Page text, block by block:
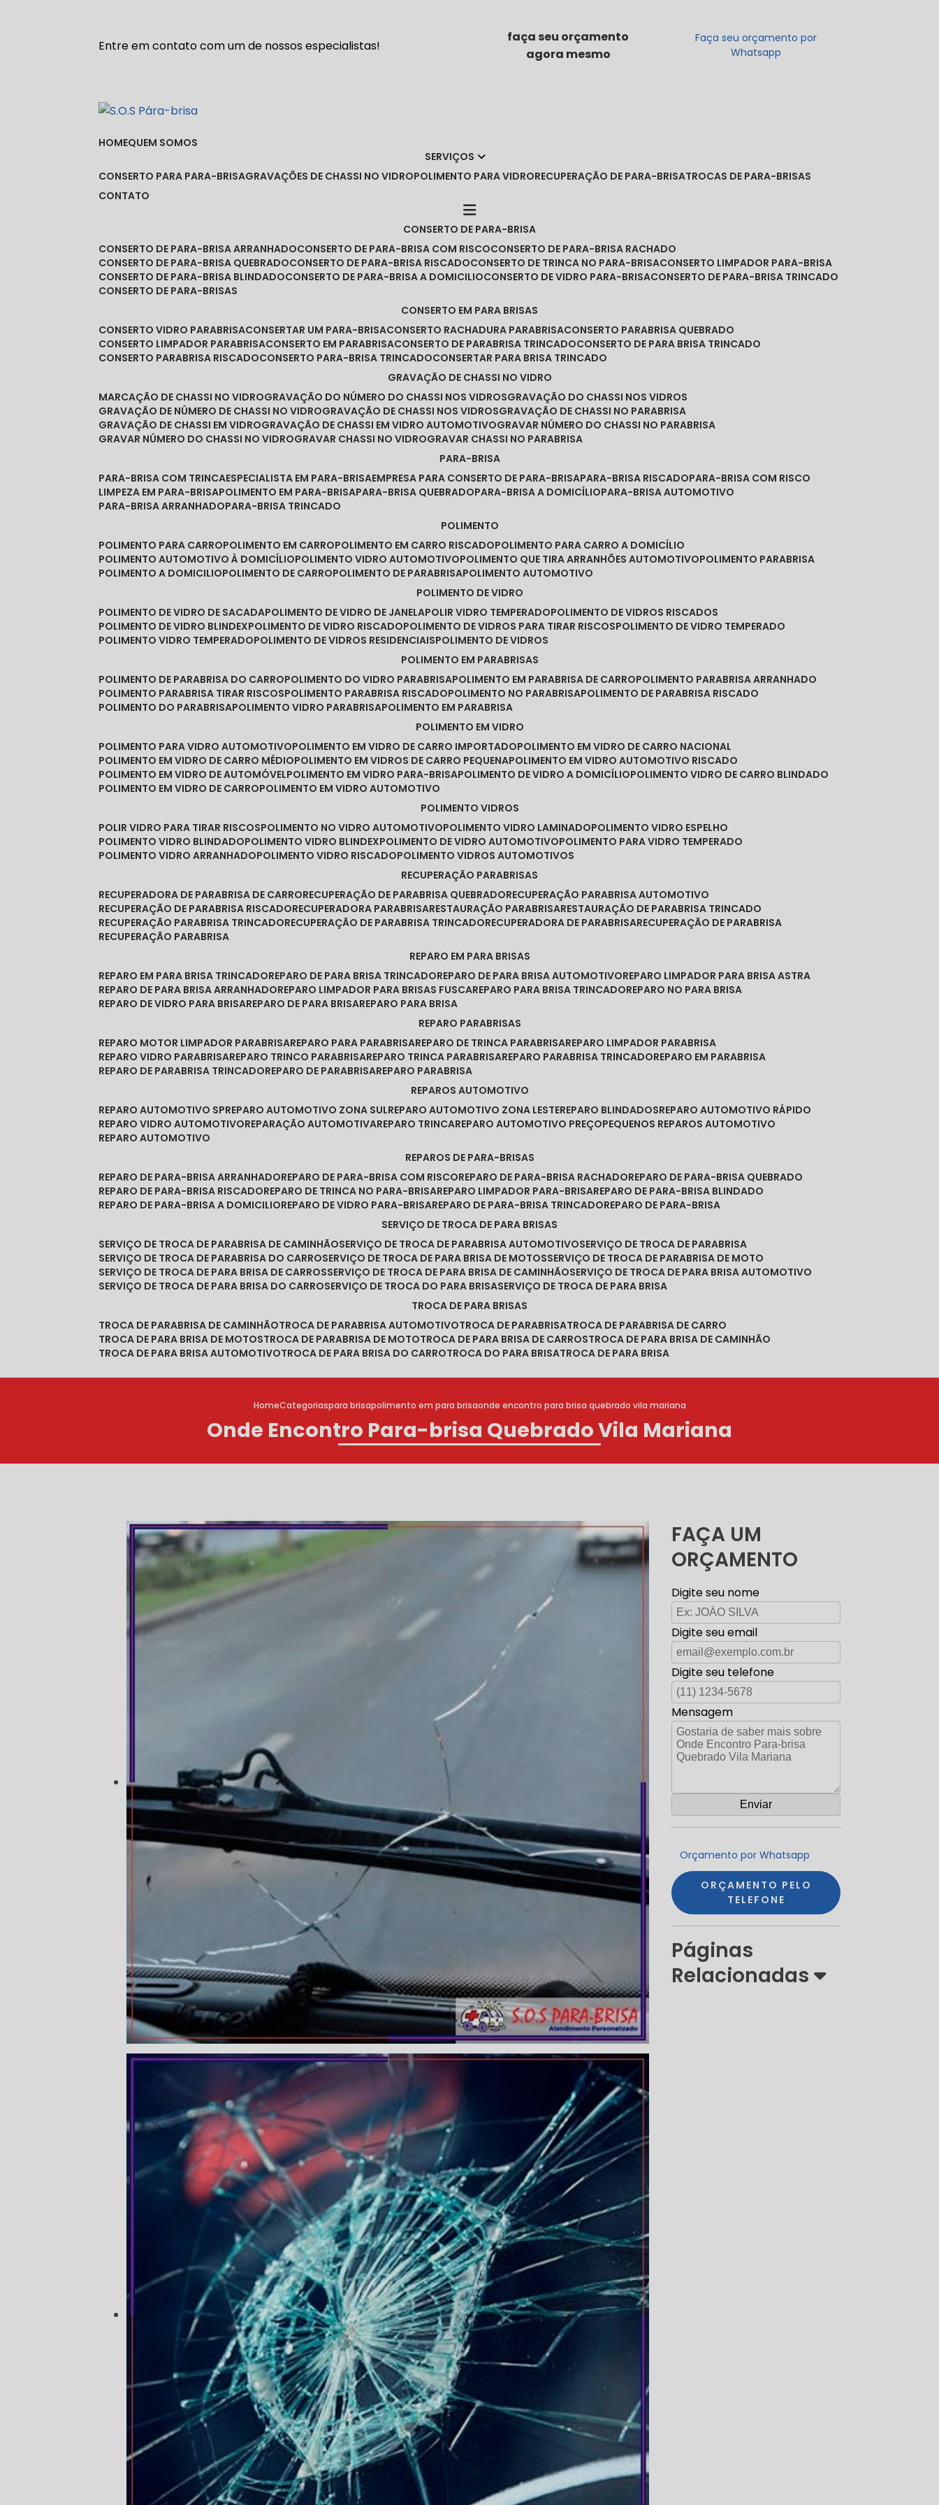
Entre em contato com um de nossos especialistas!
faça seu orçamento
agora mesmo
Faça seu orçamento por
Whatsapp
HOME
QUEM SOMOS
SERVIÇOS
CONSERTO PARA PARA-BRISA
GRAVAÇÕES DE CHASSI NO VIDRO POLIMENTO PARA VIDRO RECUPERAÇÃO DE PARA-BRISA TROCAS DE PARA-BRISAS
CONTATO
CONSERTO DE PARA-BRISA
CONSERTO DE PARA-BRISA ARRANHADO
CONSERTO DE PARA-BRISA COM RISCO
CONSERTO DE PARA-BRISA RACHADO
CONSERTO DE PARA-BRISA QUEBRADO
CONSERTO DE PARA-BRISA RISCADO CONSERTO DE TRINCA NO PARA-BRISA CONSERTO LIMPADOR PARA-BRISA
CONSERTO DE PARA-BRISA BLINDADO
CONSERTO DE PARA-BRISA A DOMICILIO CONSERTO DE VIDRO PARA-BRISA CONSERTO DE PARA-BRISA TRINCADO
CONSERTO DE PARA-BRISAS
CONSERTO EM PARA BRISAS
CONSERTO VIDRO PARABRISA CONSERTAR UM PARA-BRISA CONSERTO RACHADURA PARABRISA CONSERTO PARABRISA QUEBRADO
CONSERTO LIMPADOR PARABRISA CONSERTO EM PARABRISA CONSERTO DE PARABRISA TRINCADO
CONSERTO DE PARA BRISA TRINCADO
CONSERTO PARABRISA RISCADO
CONSERTO PARA-BRISA TRINCADO
CONSERTAR PARA BRISA TRINCADO
GRAVAÇÃO DE CHASSI NO VIDRO
MARCAÇÃO DE CHASSI NO VIDRO
GRAVAÇÃO DO NÚMERO DO CHASSI NOS VIDROS
GRAVAÇÃO DO CHASSI NOS VIDROS
GRAVAÇÃO DE NÚMERO DE CHASSI NO VIDRO
GRAVAÇÃO DE CHASSI NOS VIDROS
GRAVAÇÃO DE CHASSI NO PARABRISA
GRAVAÇÃO DE CHASSI EM VIDRO
GRAVAÇÃO DE CHASSI EM VIDRO AUTOMOTIVO
GRAVAR NÚMERO DO CHASSI NO PARABRISA
GRAVAR NÚMERO DO CHASSI NO VIDRO
GRAVAR CHASSI NO VIDRO
GRAVAR CHASSI NO PARABRISA
PARA-BRISA
PARA-BRISA COM TRINCA ESPECIALISTA EM PARA-BRISA EMPRESA PARA CONSERTO DE PARA-BRISA PARA-BRISA RISCADO PARA-BRISA COM RISCO
LIMPEZA EM PARA-BRISA POLIMENTO EM PARA-BRISA PARA-BRISA QUEBRADO PARA-BRISA A DOMICÍLIO PARA-BRISA AUTOMOTIVO
PARA-BRISA ARRANHADO PARA-BRISA TRINCADO
POLIMENTO
POLIMENTO PARA CARRO POLIMENTO EM CARRO POLIMENTO EM CARRO RISCADO POLIMENTO PARA CARRO A DOMICÍLIO
POLIMENTO AUTOMOTIVO À DOMICÍLIO POLIMENTO VIDRO AUTOMOTIVO POLIMENTO QUE TIRA ARRANHÕES AUTOMOTIVO POLIMENTO PARABRISA
POLIMENTO A DOMICILIO POLIMENTO DE CARRO POLIMENTO DE PARABRISA POLIMENTO AUTOMOTIVO
POLIMENTO DE VIDRO
POLIMENTO DE VIDRO DE SACADA POLIMENTO DE VIDRO DE JANELA POLIR VIDRO TEMPERADO POLIMENTO DE VIDROS RISCADOS
POLIMENTO DE VIDRO BLINDEX POLIMENTO DE VIDRO RISCADO POLIMENTO DE VIDROS PARA TIRAR RISCOS POLIMENTO DE VIDRO TEMPERADO
POLIMENTO VIDRO TEMPERADO POLIMENTO DE VIDROS RESIDENCIAIS POLIMENTO DE VIDROS
POLIMENTO EM PARABRISAS
POLIMENTO DE PARABRISA DO CARRO POLIMENTO DO VIDRO PARABRISA POLIMENTO EM PARABRISA DE CARRO POLIMENTO PARABRISA ARRANHADO
POLIMENTO PARABRISA TIRAR RISCOS POLIMENTO PARABRISA RISCADO POLIMENTO NO PARABRISA POLIMENTO DE PARABRISA RISCADO
POLIMENTO DO PARABRISA POLIMENTO VIDRO PARABRISA POLIMENTO EM PARABRISA
POLIMENTO EM VIDRO
POLIMENTO PARA VIDRO AUTOMOTIVO POLIMENTO EM VIDRO DE CARRO IMPORTADO POLIMENTO EM VIDRO DE CARRO NACIONAL
POLIMENTO EM VIDRO DE CARRO MÉDIO POLIMENTO EM VIDROS DE CARRO PEQUENA POLIMENTO EM VIDRO AUTOMOTIVO RISCADO
POLIMENTO EM VIDRO DE AUTOMÓVEL POLIMENTO EM VIDRO PARA-BRISA POLIMENTO DE VIDRO A DOMICÍLIO POLIMENTO VIDRO DE CARRO BLINDADO
POLIMENTO EM VIDRO DE CARRO POLIMENTO EM VIDRO AUTOMOTIVO
POLIMENTO VIDROS
POLIR VIDRO PARA TIRAR RISCOS POLIMENTO NO VIDRO AUTOMOTIVO POLIMENTO VIDRO LAMINADO POLIMENTO VIDRO ESPELHO
POLIMENTO VIDRO BLINDADO POLIMENTO VIDRO BLINDEX POLIMENTO DE VIDRO AUTOMOTIVO POLIMENTO PARA VIDRO TEMPERADO
POLIMENTO VIDRO ARRANHADO POLIMENTO VIDRO RISCADO POLIMENTO VIDROS AUTOMOTIVOS
RECUPERAÇÃO PARABRISAS
RECUPERADORA DE PARABRISA DE CARRO RECUPERAÇÃO DE PARABRISA QUEBRADO RECUPERAÇÃO PARABRISA AUTOMOTIVO
RECUPERAÇÃO DE PARABRISA RISCADO RECUPERADORA PARABRISA RESTAURAÇÃO PARABRISA RESTAURAÇÃO DE PARABRISA TRINCADO
RECUPERAÇÃO PARABRISA TRINCADO RECUPERAÇÃO DE PARABRISA TRINCADO RECUPERADORA DE PARABRISA RECUPERAÇÃO DE PARABRISA
RECUPERAÇÃO PARABRISA
REPARO EM PARA BRISAS
REPARO EM PARA BRISA TRINCADO REPARO DE PARA BRISA TRINCADO REPARO DE PARA BRISA AUTOMOTIVO REPARO LIMPADOR PARA BRISA ASTRA
REPARO DE PARA BRISA ARRANHADO REPARO LIMPADOR PARA BRISAS FUSCA REPARO PARA BRISA TRINCADO REPARO NO PARA BRISA
REPARO DE VIDRO PARA BRISA REPARO DE PARA BRISA REPARO PARA BRISA
REPARO PARABRISAS
REPARO MOTOR LIMPADOR PARABRISA REPARO PARA PARABRISA REPARO DE TRINCA PARABRISA REPARO LIMPADOR PARABRISA
REPARO VIDRO PARABRISA REPARO TRINCO PARABRISA REPARO TRINCA PARABRISA REPARO PARABRISA TRINCADO REPARO EM PARABRISA
REPARO DE PARABRISA TRINCADO REPARO DE PARABRISA REPARO PARABRISA
REPAROS AUTOMOTIVO
REPARO AUTOMOTIVO SP REPARO AUTOMOTIVO ZONA SUL REPARO AUTOMOTIVO ZONA LESTE REPARO BLINDADOS REPARO AUTOMOTIVO RÁPIDO
REPARO VIDRO AUTOMOTIVO REPARAÇÃO AUTOMOTIVA REPARO TRINCA REPARO AUTOMOTIVO PREÇO PEQUENOS REPAROS AUTOMOTIVO
REPARO AUTOMOTIVO
REPAROS DE PARA-BRISAS
REPARO DE PARA-BRISA ARRANHADO REPARO DE PARA-BRISA COM RISCO REPARO DE PARA-BRISA RACHADO REPARO DE PARA-BRISA QUEBRADO
REPARO DE PARA-BRISA RISCADO REPARO DE TRINCA NO PARA-BRISA REPARO LIMPADOR PARA-BRISA REPARO DE PARA-BRISA BLINDADO
REPARO DE PARA-BRISA A DOMICILIO REPARO DE VIDRO PARA-BRISA REPARO DE PARA-BRISA TRINCADO REPARO DE PARA-BRISA
SERVIÇO DE TROCA DE PARA BRISAS
SERVIÇO DE TROCA DE PARABRISA DE CAMINHÃO SERVIÇO DE TROCA DE PARABRISA AUTOMOTIVO SERVIÇO DE TROCA DE PARABRISA
SERVIÇO DE TROCA DE PARABRISA DO CARRO SERVIÇO DE TROCA DE PARA BRISA DE MOTOS SERVIÇO DE TROCA DE PARABRISA DE MOTO
SERVIÇO DE TROCA DE PARA BRISA DE CARROS SERVIÇO DE TROCA DE PARA BRISA DE CAMINHÃO SERVIÇO DE TROCA DE PARA BRISA AUTOMOTIVO
SERVIÇO DE TROCA DE PARA BRISA DO CARRO SERVIÇO DE TROCA DO PARA BRISA SERVIÇO DE TROCA DE PARA BRISA
TROCA DE PARA BRISAS
TROCA DE PARABRISA DE CAMINHÃO TROCA DE PARABRISA AUTOMOTIVO TROCA DE PARABRISA TROCA DE PARABRISA DE CARRO
TROCA DE PARA BRISA DE MOTOS TROCA DE PARABRISA DE MOTO TROCA DE PARA BRISA DE CARROS TROCA DE PARA BRISA DE CAMINHÃO
TROCA DE PARA BRISA AUTOMOTIVO TROCA DE PARA BRISA DO CARRO TROCA DO PARA BRISA TROCA DE PARA BRISA
HomeCategoriaspara brisapolimento em para brisaonde encontro para brisa quebrado vila mariana
Onde Encontro Para-brisa Quebrado Vila Mariana
FAÇA UM
ORÇAMENTO
Digite seu nome
Digite seu email
Digite seu telefone
Mensagem
Orçamento por Whatsapp
ORÇAMENTO PELO
TELEFONE
Páginas
Relacionadas